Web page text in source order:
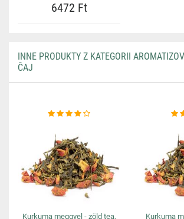
6472 Ft
INNE PRODUKTY Z KATEGORII
ČAJ
Kurkuma meggyel - zöld tea, Kurkuma